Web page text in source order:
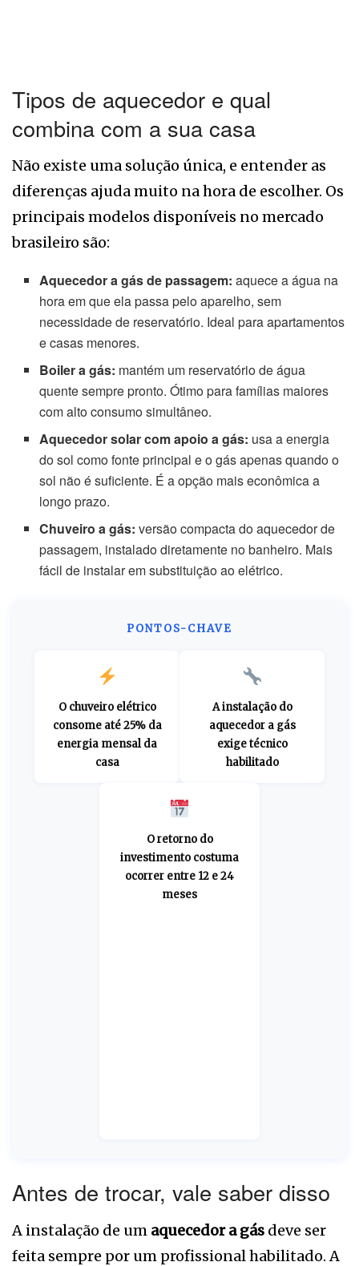
Tipos de aquecedor e qual
combina com a sua casa
Não existe uma solução única, e entender as
diferenças ajuda muito na hora de escolher. Os
principais modelos disponíveis no mercado
brasileiro são:
Aquecedor a gás de passagem: aquece a água na
hora em que ela passa pelo aparelho, sem
necessidade de reservatório. Ideal para apartamentos
e casas menores.
Boiler a gás: mantém um reservatório de água
quente sempre pronto. Ótimo para famílias maiores
com alto consumo simultâneo.
Aquecedor solar com apoio a gás: usa a energia
do sol como fonte principal e o gás apenas quando o
sol não é suficiente. É a opção mais econômica a
longo prazo.
Chuveiro a gás: versão compacta do aquecedor de
passagem, instalado diretamente no banheiro. Mais
fácil de instalar em substituição ao elétrico.
PONTOS-CHAVE
O chuveiro elétrico
consome até 25% da
energia mensal da
casa
A instalação do
aquecedor a gás
exige técnico
habilitado
O retorno do
investimento costuma
ocorrer entre 12 e 24
meses
Antes de trocar, vale saber disso
A instalação de um aquecedor a gás deve ser
feita sempre por um profissional habilitado. A